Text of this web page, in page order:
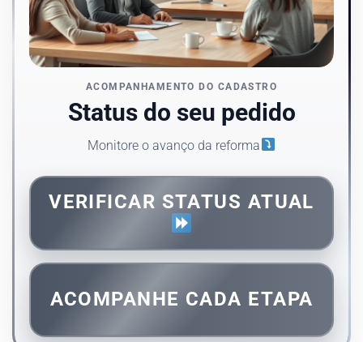
ACOMPANHAMENTO DO CADASTRO
Status do seu pedido
Monitore o avanço da reforma
VERIFICAR STATUS ATUAL
ACOMPANHE CADA ETAPA